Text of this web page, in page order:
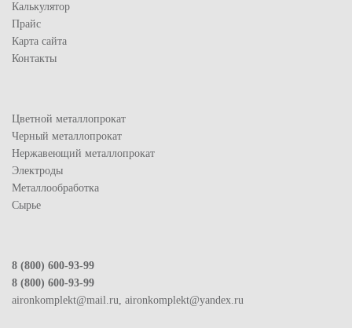
Калькулятор
Прайс
Карта сайта
Контакты
Цветной металлопрокат
Черный металлопрокат
Нержавеющий металлопрокат
Электроды
Металлообработка
Сырье
8 (800) 600-93-99
8 (800) 600-93-99
aironkomplekt@mail.ru, aironkomplekt@yandex.ru